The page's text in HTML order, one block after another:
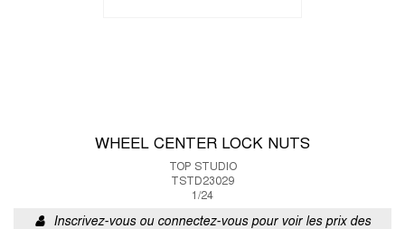
WHEEL CENTER LOCK NUTS
TOP STUDIO
TSTD23029
1/24
Inscrivez-vous ou connectez-vous pour voir les prix des